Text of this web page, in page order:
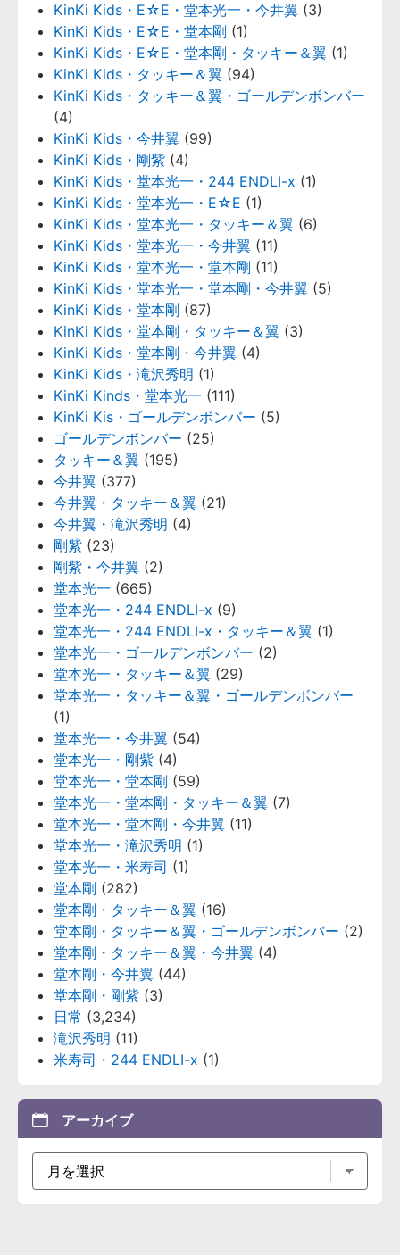
KinKi Kids・E☆E・堂本光一・今井翼 (3)
KinKi Kids・E☆E・堂本剛 (1)
KinKi Kids・E☆E・堂本剛・タッキー＆翼 (1)
KinKi Kids・タッキー＆翼 (94)
KinKi Kids・タッキー＆翼・ゴールデンボンバー
(4)
KinKi Kids・今井翼 (99)
KinKi Kids・剛紫 (4)
KinKi Kids・堂本光一・244 ENDLI-x (1)
KinKi Kids・堂本光一・E☆E (1)
KinKi Kids・堂本光一・タッキー＆翼 (6)
KinKi Kids・堂本光一・今井翼 (11)
KinKi Kids・堂本光一・堂本剛 (11)
KinKi Kids・堂本光一・堂本剛・今井翼 (5)
KinKi Kids・堂本剛 (87)
KinKi Kids・堂本剛・タッキー＆翼 (3)
KinKi Kids・堂本剛・今井翼 (4)
KinKi Kids・滝沢秀明 (1)
KinKi Kinds・堂本光一 (111)
KinKi Kis・ゴールデンボンバー (5)
ゴールデンボンバー (25)
タッキー＆翼 (195)
今井翼 (377)
今井翼・タッキー＆翼 (21)
今井翼・滝沢秀明 (4)
剛紫 (23)
剛紫・今井翼 (2)
堂本光一 (665)
堂本光一・244 ENDLI-x (9)
堂本光一・244 ENDLI-x・タッキー＆翼 (1)
堂本光一・ゴールデンボンバー (2)
堂本光一・タッキー＆翼 (29)
堂本光一・タッキー＆翼・ゴールデンボンバー
(1)
堂本光一・今井翼 (54)
堂本光一・剛紫 (4)
堂本光一・堂本剛 (59)
堂本光一・堂本剛・タッキー＆翼 (7)
堂本光一・堂本剛・今井翼 (11)
堂本光一・滝沢秀明 (1)
堂本光一・米寿司 (1)
堂本剛 (282)
堂本剛・タッキー＆翼 (16)
堂本剛・タッキー＆翼・ゴールデンボンバー (2)
堂本剛・タッキー＆翼・今井翼 (4)
堂本剛・今井翼 (44)
堂本剛・剛紫 (3)
日常 (3,234)
滝沢秀明 (11)
米寿司・244 ENDLI-x (1)
アーカイブ